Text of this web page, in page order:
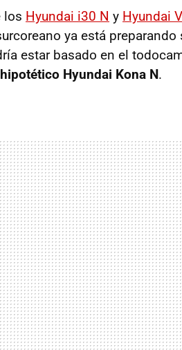
los Hyundai i30 N y Hyundai
ya está
estar basado en el
hipotético Hyundai Kona N.